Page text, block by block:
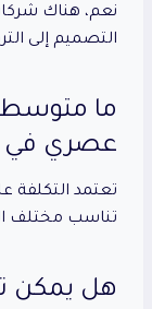
نعم، هناك
التصميم إلى
ما
عصري في
تعتمد التكلفة
تناسب مختلف
هل يمكن